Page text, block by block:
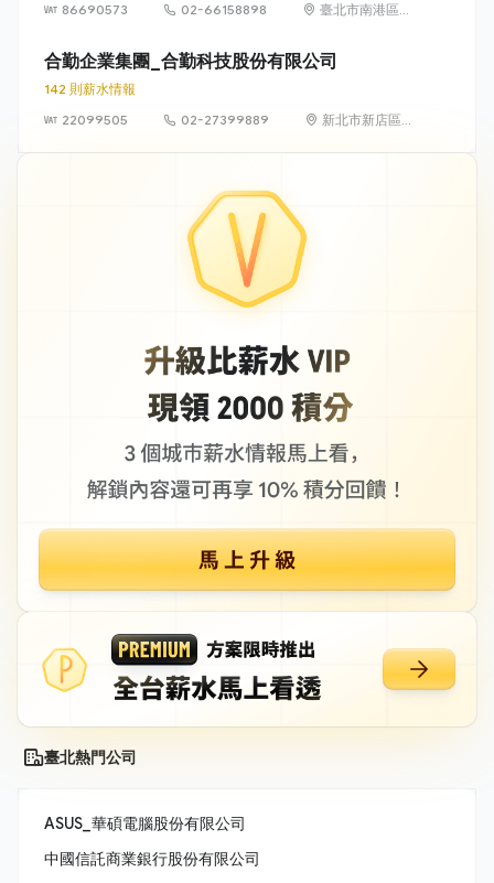
86690573
02-66158898
臺北市南港區三
號8樓
合勤企業集團_合勤科技股份有限公司
142 則薪水情報
22099505
02-27399889
新北市新店區北
臺北熱門公司
ASUS_華碩電腦股份有限公司
中國信託商業銀行股份有限公司